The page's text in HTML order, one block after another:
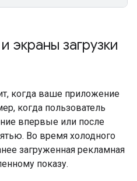
экраны загрузки
когда ваше приложение
когда пользователь
впервые или после
Во время холодного
загруженная рекламная
показу.